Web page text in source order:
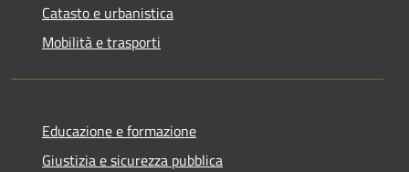
Catasto e urbanistica
Mobilità e trasporti
Educazione e formazione
Giustizia e sicurezza pubblica